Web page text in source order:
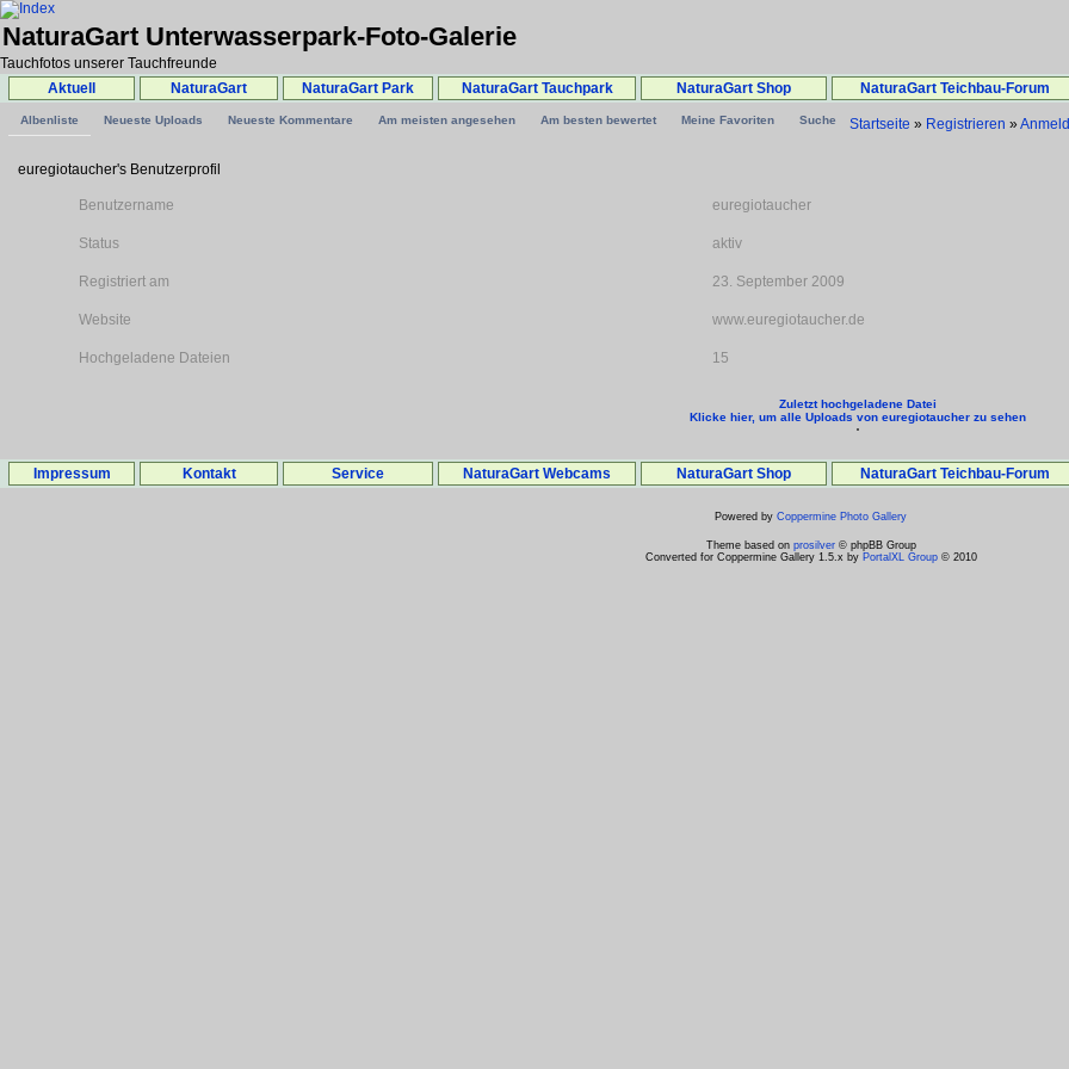
NaturaGart Unterwasserpark-Foto-Galerie
Tauchfotos unserer Tauchfreunde
Aktuell
NaturaGart NaturaGart Park NaturaGart Tauchpark NaturaGart Shop NaturaGart Teichbau-Forum
Albenliste Neueste Uploads Neueste Kommentare Am meisten angesehen Am besten bewertet Meine Favoriten Suche Startseite » Registrieren »
euregiotaucher's Benutzerprofil
Benutzername euregiotaucher
Status aktiv
Registriert am 23. September 2009
Website www.euregiotaucher.de
Hochgeladene Dateien 15
Zuletzt hochgeladene Datei
Klicke hier, um alle Uploads von euregiotaucher zu sehen
Impressum Kontakt Service NaturaGart Webcams NaturaGart Shop NaturaGart Teichbau-Forum
Powered by Coppermine Photo Gallery
Theme based on prosilver© phpBB Group
Converted for Coppermine Gallery 1.5.x by PortalXL Group© 2010